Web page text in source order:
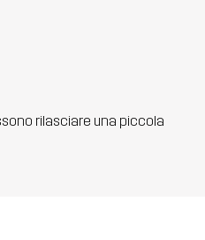
rilasciare una piccola